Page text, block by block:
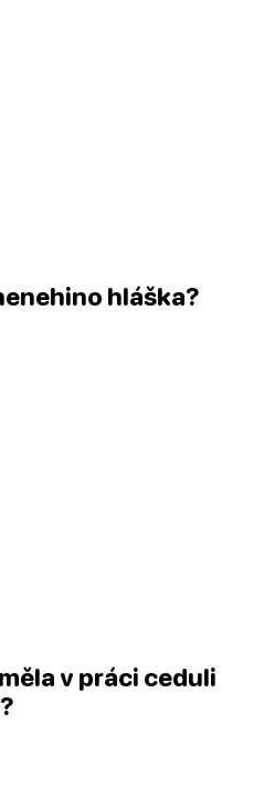
hláška?
v práci ceduli